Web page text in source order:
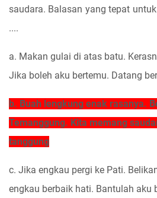
saudara. Balasan yang tepat
....
a. Makan gulai di atas batu.
Jika boleh aku bertemu. Datang
b. Buah lengkung enak rasanya.
Temanggung. Kita memang
tanggung
c. Jika engkau pergi ke Pati.
engkau berbaik hati. Bantulah aku